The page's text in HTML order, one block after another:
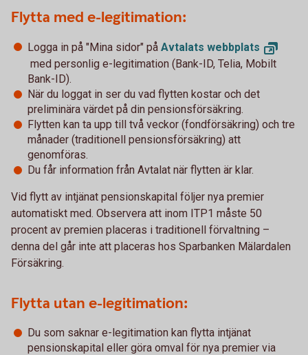
Flytta med e-legitimation:
Logga in på "Mina sidor" på Avtalats webbplats
med personlig e-legitimation (Bank-ID, Telia, Mobilt
Bank-ID).
När du loggat in ser du vad flytten kostar och det
preliminära värdet på din pensionsförsäkring.
Flytten kan ta upp till två veckor (fondförsäkring) och tre
månader (traditionell pensionsförsäkring) att
genomföras.
Du får information från Avtalat när flytten är klar.
Vid flytt av intjänat pensionskapital följer nya premier
automatiskt med. Observera att inom ITP1 måste 50
procent av premien placeras i traditionell förvaltning –
denna del går inte att placeras hos Sparbanken Mälardalen
Försäkring.
Flytta utan e-legitimation:
Du som saknar e-legitimation kan flytta intjänat
pensionskapital eller göra omval för nya premier via